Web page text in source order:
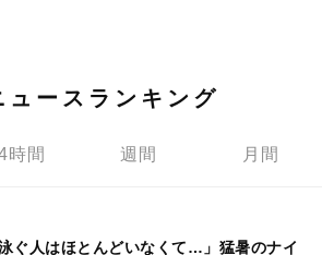
ュースランキング
時間 週間 月間
泳ぐ人はほとんどいなくて…」猛暑のナイ